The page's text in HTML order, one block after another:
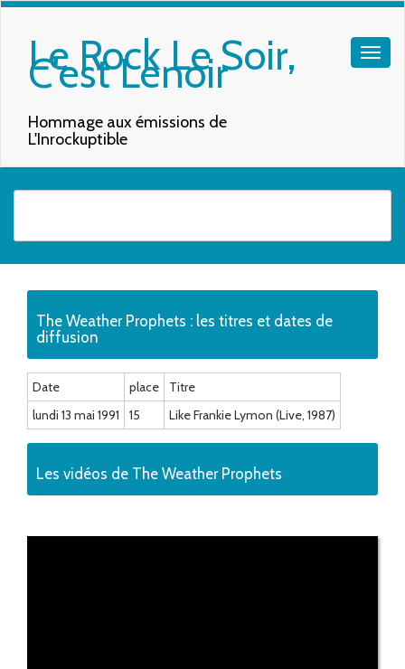
Le Rock Le Soir,
C'est Lenoir
Hommage aux émissions de
L'Inrockuptible
The Weather Prophets : les titres et dates de
diffusion
Date place
Titre
lundi 13 mai 1991
15 Like Frankie Lymon (Live, 1987)
Les vidéos de The Weather Prophets